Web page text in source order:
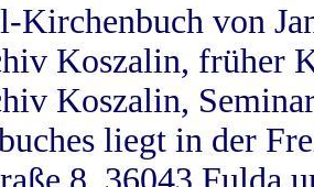
Kirchenbuch von
Koszalin, früher
Koszalin,
liegt in der